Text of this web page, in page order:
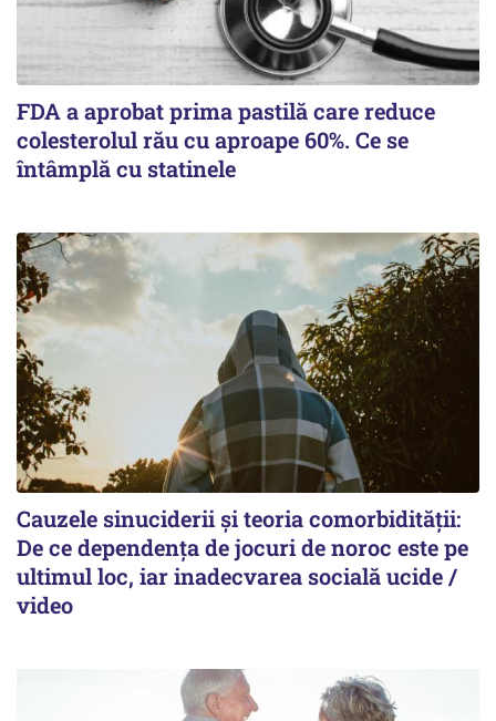
FDA a aprobat prima pastilă care reduce
colesterolul rău cu aproape 60%. Ce se
întâmplă cu statinele
Cauzele sinuciderii și teoria comorbidității:
De ce dependența de jocuri de noroc este pe
ultimul loc, iar inadecvarea socială ucide /
video